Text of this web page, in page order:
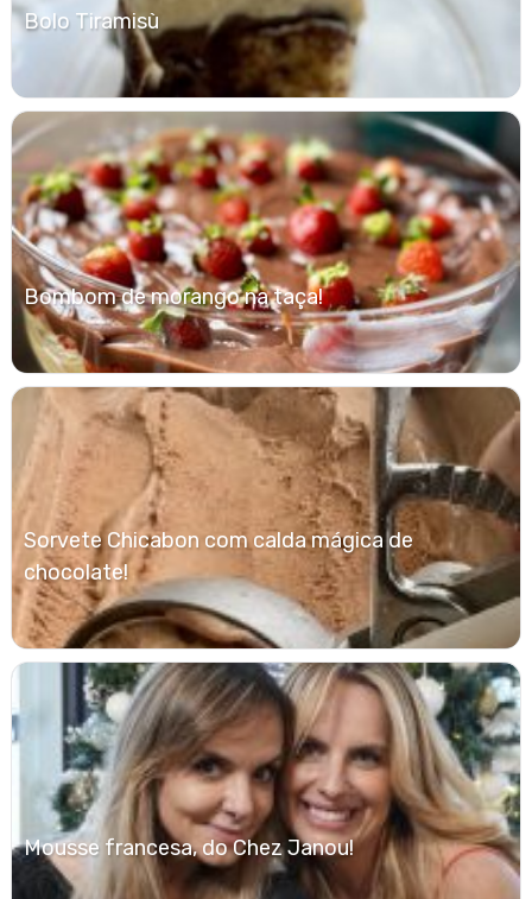
Bolo Tiramisù
Bombom de morango na taça!
Sorvete Chicabon com calda mágica de
chocolate!
Mousse francesa, do Chez Janou!